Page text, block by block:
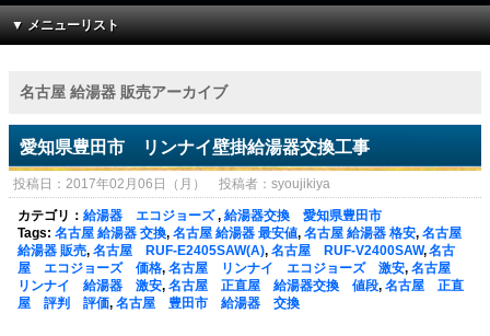
▼ メニューリスト
名古屋 給湯器 販売アーカイブ
愛知県豊田市 リンナイ壁掛給湯器交換工事
投稿日：2017年02月06日（月） 投稿者：syoujikiya
カテゴリ： 給湯器 エコジョーズ, 給湯器交換 愛知県豊田市
Tags: 名古屋 給湯器 交換, 名古屋 給湯器 最安値, 名古屋 給湯器 格安, 名古屋
給湯器 販売, 名古屋 RUF-E2405SAW(A), 名古屋 RUF-V2400SAW,名古
屋 エコジョーズ 価格, 名古屋 リンナイ エコジョーズ 激安, 名古屋
リンナイ 給湯器 激安, 名古屋 正直屋 給湯器交換 値段, 名古屋 正直
屋 評判 評価, 名古屋 豊田市 給湯器 交換